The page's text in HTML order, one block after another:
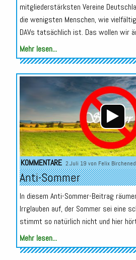
mitgliederstärksten Vereine
die wenigsten Menschen, wie
DAVs tatsächlich ist. Das wollen wir
Mehr lesen...
KOMMENTARE 2.Juli 19 von Felix
Anti-Sommer
In diesem Anti-Sommer-Beitrag
Irrglauben auf, der Sommer sei eine
stimmt so natürlich nicht und hier
Mehr lesen...